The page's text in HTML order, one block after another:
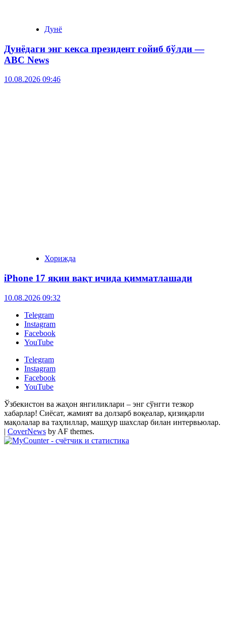
Дунё
Дунёдаги энг кекса президент ғойиб бўлди —
ABC News
10.08.2026 09:46
Хорижда
iPhone 17 яқин вақт ичида қимматлашади
10.08.2026 09:32
Telegram
Instagram
Facebook
YouTube
Telegram
Instagram
Facebook
YouTube
Ўзбекистон ва жаҳон янгиликлари – энг сўнгги тезкор
хабарлар! Сиёсат, жамият ва долзарб воқеалар, қизиқарли
мақолалар ва таҳлиллар, машҳур шахслар билан интервьюлар.
| CoverNews by AF themes.